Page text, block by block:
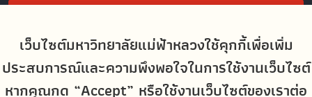
เว็บไซต์มหาวิทยาลัยแม่ฟ้าหลวงใช้คุกกี้เพื่อเพิ่ม
ประสบการณ์และความพึงพอใจในการใช้งานเว็บไซต์
หากคุณกด “Accept” หรือใช้งานเว็บไซต์ของเราต่อ
Site Map
Social Media